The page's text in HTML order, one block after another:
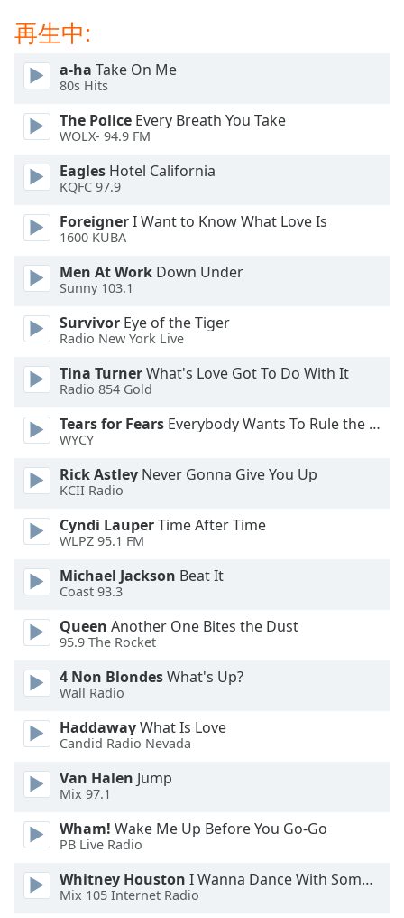
dialog
window.
Escape
cancel
and
close
Text
Color
Opacity
Text
Background
Background
Color
Opacity
Font
Size
Text
Edge
Style
Font
再生中:
a-ha Take On Me
80s Hits
The Police Every Breath You Take
WOLX- 94.9 FM
Eagles Hotel California
KQFC 97.9
ForeignerI Want to Know What Love Is
1600 KUBA
Men At Work Down Under
Sunny 103.1
Survivor Eye of the Tiger
Radio New York Live
Tina TurnerWhat's Love Got To Do With It
Radio 854 Gold
Tears for Fears Everybody Wants To Rule the World
WYCY
Rick Astley Never Gonna Give You Up
KCII Radio
Cyndi LauperTime After Time
WLPZ 95.1 FM
Michael Jackson Beat It
Coast 93.3
Queen Another One Bites the Dust
95.9 The Rocket
4 Non BlondesWhat's Up?
Wall Radio
HaddawayWhat Is Love
Candid Radio Nevada
Van Halen Jump
Mix 97.1
Wham! Wake Me Up Before You Go-Go
PB Live Radio
Whitney Houston I Wanna Dance With Somebody
Mix 105 Internet Radio